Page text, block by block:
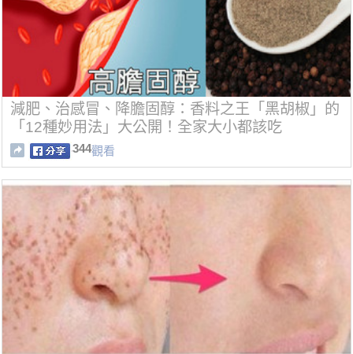
減肥、治感冒、降膽固醇：香料之王「黑胡椒」的
「12種妙用法」大公開！全家大小都該吃
344觀看